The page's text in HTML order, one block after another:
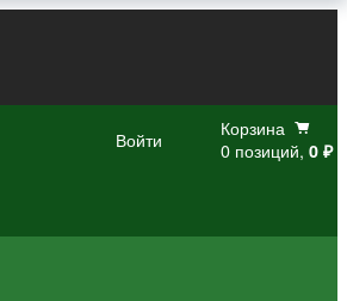
Войти
Корзина
0 позиций, 0 ₽